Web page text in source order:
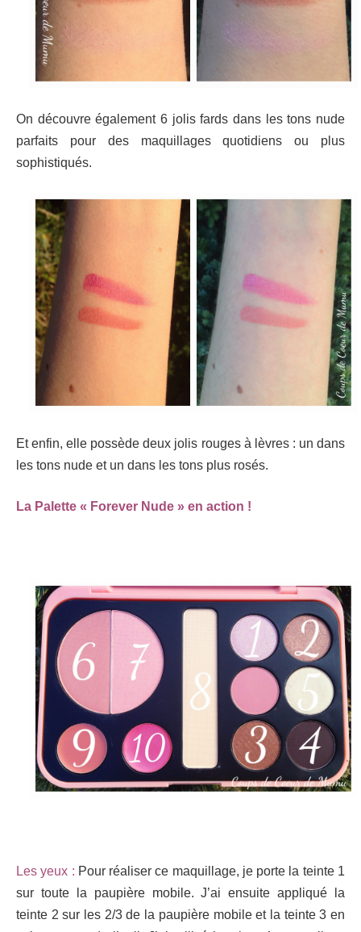
On découvre également 6 jolis fards dans les tons nude
parfaits pour des maquillages quotidiens ou plus
sophistiqués.
Et enfin, elle possède deux jolis rouges à lèvres : un dans
les tons nude et un dans les tons plus rosés.
La Palette « Forever Nude » en action !
Les yeux : Pour réaliser ce maquillage, je porte la teinte 1
sur toute la paupière mobile. J’ai ensuite appliqué la
teinte 2 sur les 2/3 de la paupière mobile et la teinte 3 en